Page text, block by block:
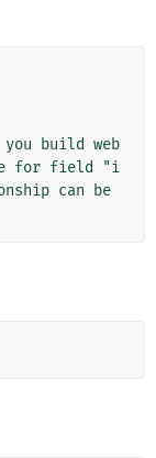
build web
for field "i
can be